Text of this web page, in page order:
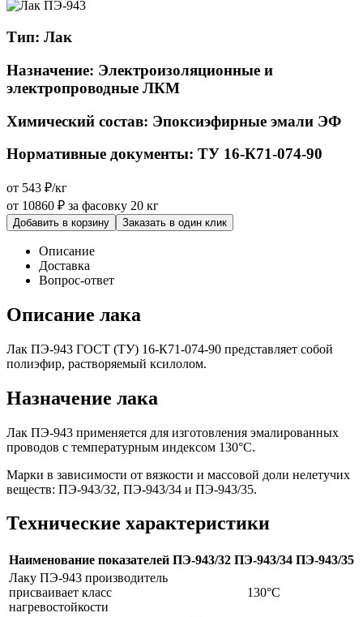
Тип: Лак
Назначение: Электроизоляционные и
электропроводные ЛКМ
Химический состав: Эпоксиэфирные эмали ЭФ
Нормативные документы: ТУ 16-К71-074-90
от 543 ₽/кг
от 10860 ₽ за фасовку 20 кг
Добавить в корзину Заказать в один клик
Описание
Доставка
Вопрос-ответ
Описание лака
Лак ПЭ-943 ГОСТ (ТУ) 16-К71-074-90 представляет собой
полиэфир, растворяемый ксилолом.
Назначение лака
Лак ПЭ-943 применяется для изготовления эмалированных
проводов с температурным индексом 130°C.
Марки в зависимости от вязкости и массовой доли нелетучих
веществ: ПЭ-943/32, ПЭ-943/34 и ПЭ-943/35.
Технические характеристики
Наименование показателей ПЭ-943/32 ПЭ-943/34 ПЭ-943/35
Лаку ПЭ-943 производитель
присваивает класс
нагревостойкости
130°C